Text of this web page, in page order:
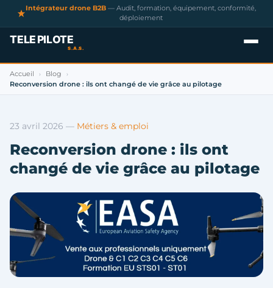
Intégrateur drone B2B — Audit, formation, équipement, conformité,
déploiement
Accueil › Blog ›
Reconversion drone : ils ont changé de vie grâce au pilotage
23 avril 2026 — Métiers & emploi
Reconversion drone : ils ont
changé de vie grâce au pilotage